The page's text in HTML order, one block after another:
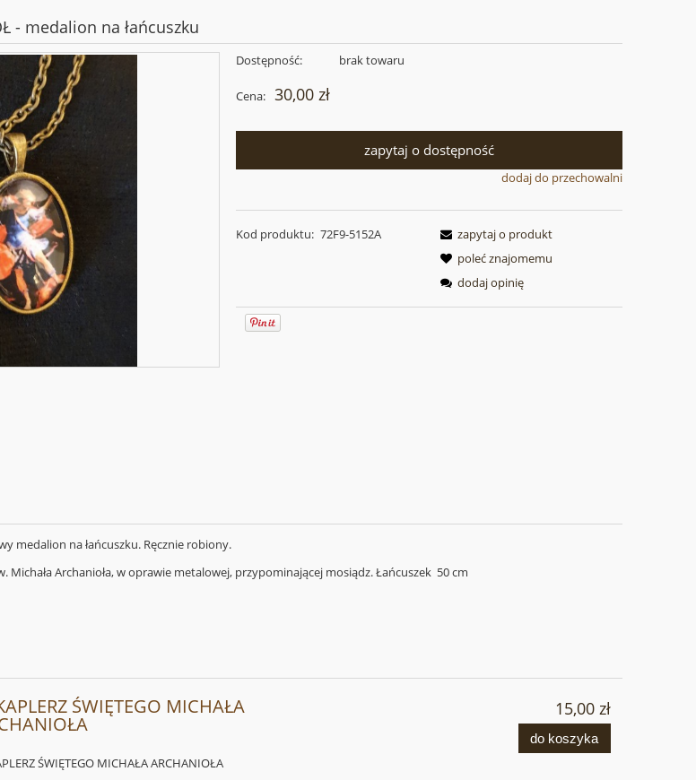
- medalion na łańcuszku
Dostępność: brak towaru
Cena: 30,00 zł
zapytaj o dostępność
dodaj do przechowalni
Kod produktu: 72F9-5152A
zapytaj o produkt
poleć znajomemu
dodaj opinię
medalion na łańcuszku. Ręcznie robiony.
Michała Archanioła, w oprawie metalowej, przypominającej mosiądz. Łańcuszek 50 cm
ŚWIĘTEGO MICHAŁA
ŚWIĘTEGO MICHAŁA ARCHANIOŁA
15,00 zł
do koszyka